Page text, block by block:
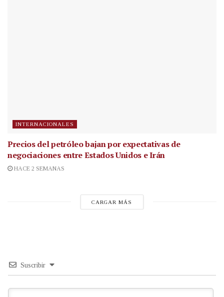
INTERNACIONALES
Precios del petróleo bajan por expectativas de
negociaciones entre Estados Unidos e Irán
HACE 2 SEMANAS
CARGAR MÁS
Suscribir